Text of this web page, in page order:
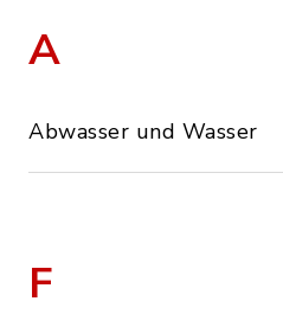
A
Abwasser und Wasser
F